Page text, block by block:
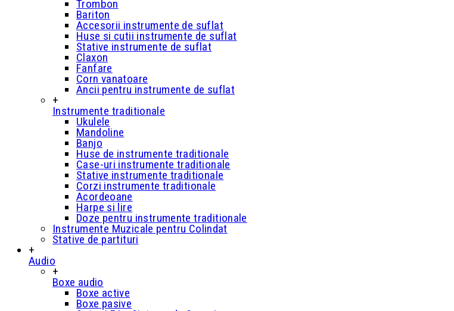
Trombon
Bariton
Accesorii instrumente de suflat
Huse si cutii instrumente de suflat
Stative instrumente de suflat
Claxon
Fanfare
Corn vanatoare
Ancii pentru instrumente de suflat
+
Instrumente traditionale
Ukulele
Mandoline
Banjo
Huse de instrumente traditionale
Case-uri instrumente traditionale
Stative instrumente traditionale
Corzi instrumente traditionale
Acordeoane
Harpe si lire
Doze pentru instrumente traditionale
Instrumente Muzicale pentru Colindat
Stative de partituri
+
Audio
+
Boxe audio
Boxe active
Boxe pasive